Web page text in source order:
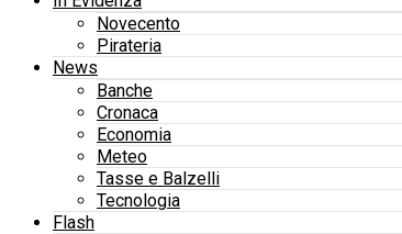
Novecento
Pirateria
News
Banche
Cronaca
Economia
Meteo
Tasse e Balzelli
Tecnologia
Flash